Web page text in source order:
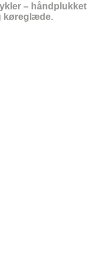
– håndplukket
køreglæde.